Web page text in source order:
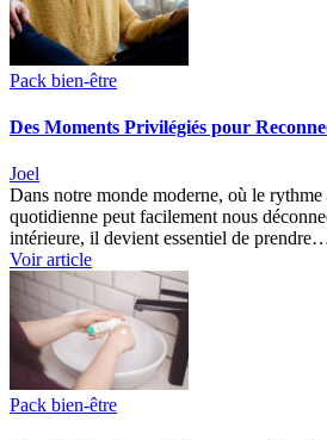
Pack bien-être
Des Moments Privilégiés pour
Joel
Dans notre monde moderne, où le
quotidienne peut facilement nous
intérieure, il devient essentiel de
Voir article
Pack bien-être